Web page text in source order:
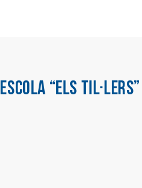
ESCOLA “ELS TIL·LERS”